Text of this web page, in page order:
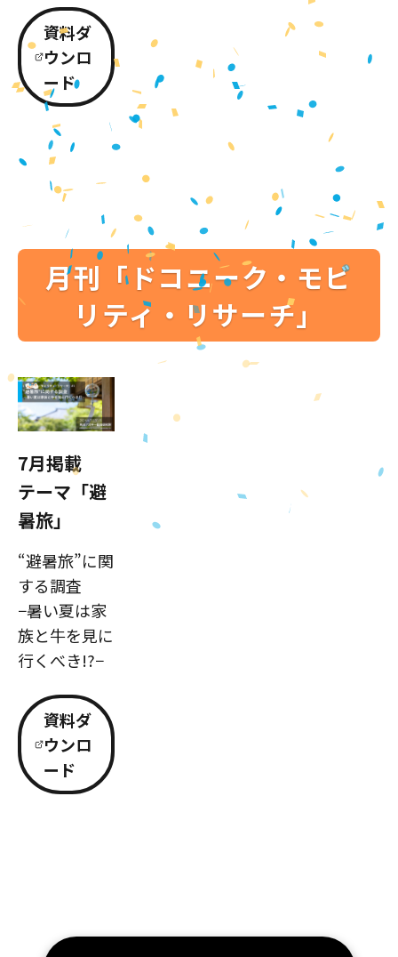
資料ダ
ウンロ
ード
月刊「ドコニーク・モビ
リティ・リサーチ」
7月掲載
テーマ「避
暑旅」
“避暑旅”に関
する調査
−暑い夏は家
族と牛を見に
行くべき!?−
資料ダ
ウンロ
ード